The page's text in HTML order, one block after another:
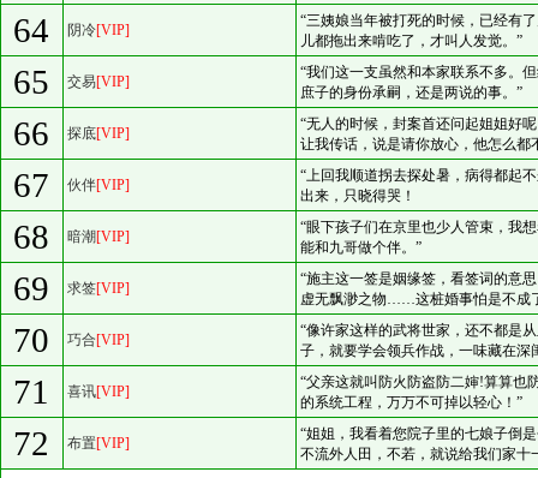
64 阴冷[VIP]
“三姨娘当年被打死的时候，已经有
儿都拖出来啃吃了，才叫人发觉。”
65 交易[VIP]
“我们这一支虽然和本家联系不多。
庶子的身份承嗣，还是两说的事。”
66 探底[VIP]
“无人的时候，封案首还问起姐姐好
让我传话，说是请你放心，他怎么都
67 伙伴[VIP]
“上回我顺道拐去探处暑，病得都起
出来，只晓得哭！
68 暗潮[VIP]
“眼下孩子们在京里也少人管束，我
能和九哥做个伴。”
69 求签[VIP]
“施主这一签是姻缘签，看签词的意
虚无飘渺之物……这桩婚事怕是不成
70 巧合[VIP]
“像许家这样的武将世家，还不都是
子，就要学会领兵作战，一味藏在深
71 喜讯[VIP]
“父亲这就叫防火防盗防二婶!算算
的系统工程，万万不可掉以轻心！”
72 布置[VIP]
“姐姐，我看着您院子里的七娘子倒
不流外人田，不若，就说给我们家十